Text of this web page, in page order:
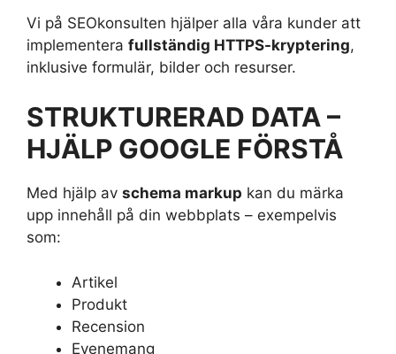
Vi på SEOkonsulten hjälper alla våra kunder att
implementera fullständig HTTPS-kryptering,
inklusive formulär, bilder och resurser.
STRUKTURERAD DATA –
HJÄLP GOOGLE FÖRSTÅ
Med hjälp av schema markup kan du märka
upp innehåll på din webbplats – exempelvis
som:
Artikel
Produkt
Recension
Evenemang